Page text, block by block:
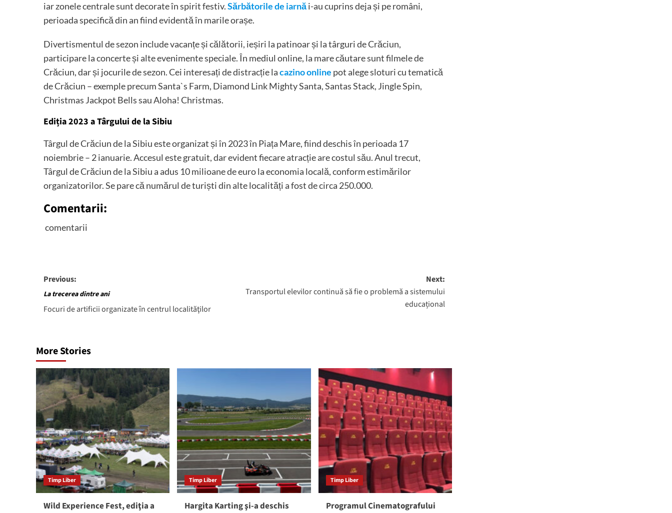
iar zonele centrale sunt decorate în spirit festiv.Sărbătorile de iarnăi-au cuprins deja și pe români,
perioada specifică din an fiind evidentă în marile orașe.
Divertismentul de sezon include vacanțe și călătorii, ieșiri la patinoar și la târguri de Crăciun,
participare la concerte și alte evenimente speciale. În mediul online, la mare căutare sunt filmele de
Crăciun, dar și jocurile de sezon. Cei interesați de distracție lacazino online pot alege sloturi cu tematică
de Crăciun – exemple precum Santa`s Farm, Diamond Link Mighty Santa, Santas Stack, Jingle Spin,
Christmas Jackpot Bells sau Aloha! Christmas.
Ediția 2023 a Târgului de la Sibiu
Târgul de Crăciun de la Sibiu este organizat și în 2023 în Piața Mare, fiind deschis în perioada 17
noiembrie – 2 ianuarie. Accesul este gratuit, dar evident fiecare atracție are costul său. Anul trecut,
Târgul de Crăciun de la Sibiu a adus 10 milioane de euro la economia locală, conform estimărilor
organizatorilor. Se pare că numărul de turiști din alte localități a fost de circa 250.000.
Comentarii:
comentarii
Post
navigation
Previous:
La trecerea dintre ani
Focuri de artificii organizate în centrul localităţilor
Next:
Transportul elevilor continuă să fie o problemă a sistemului
educațional
More Stories
Timp Liber
Wild Experience Fest, ediţia a
Timp Liber
Hargita Karting şi-a deschis
Timp Liber
Programul Cinematografului